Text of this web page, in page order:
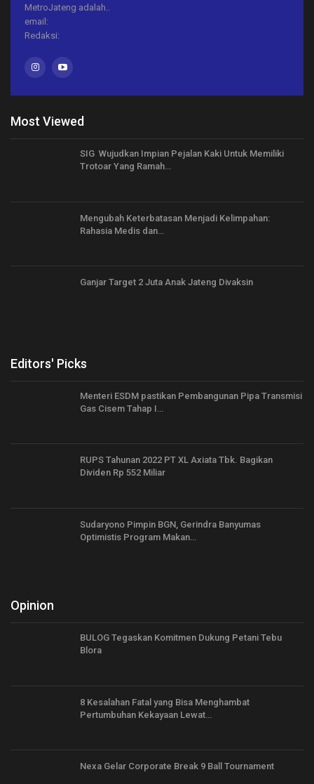
MetroJateng adalah..
email:
Redaksi:
Most Viewed
SIG Wujudkan Impian Pejalan Kaki Untuk Memiliki
Trotoar Yang Ramah…
Mengubah Keterbatasan Menjadi Kelimpahan:
Rahasia Medis dan…
Ganjar Target 2 Juta Anak Jateng Divaksin
Editors' Picks
Menteri ESDM pastikan Pembangunan Pipa Transmisi
Gas Cisem Tahap I…
RUPS Tahunan 2022 PT XL Axiata Tbk. Bagikan
Dividen Rp 552 Miliar
Sudaryono Pimpin BGN, Gerindra Banyumas
Optimistis Program Makan…
Opinion
BULOG Tegaskan Komitmen Dukung Petani Tebu
Blora
8 Kesalahan Fatal yang Bisa Menghambat
Pertumbuhan Kekayaan Lewat…
Nexa Gelar Corporate Break 9 Ball Tournament